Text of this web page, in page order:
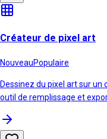
Créateur de pixel art
NouveauPopulaire
Dessinez du pixel art sur un
outil de remplissage et